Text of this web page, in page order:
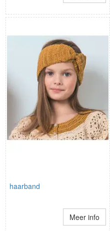
haarband
Meer info